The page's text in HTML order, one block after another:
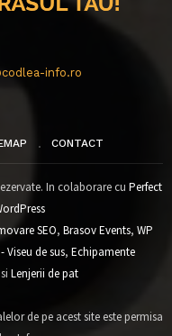
info.ro
CONTACT
In colaborare cu Perfect
SEO, Brasov Events, WP
Viseu de sus, Echipamente
si Lenjerii de pat
de pe acest site este permisa